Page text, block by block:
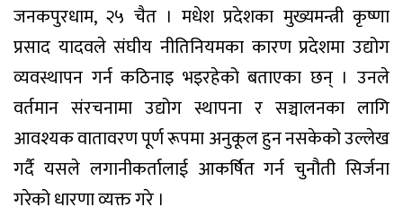
जनकपुरधाम, २५ चैत । मधेश प्रदेशका मुख्यमन्त्री कृष्णा
प्रसाद यादवले संघीय नीतिनियमका कारण प्रदेशमा उद्योग
व्यवस्थापन गर्न कठिनाइ भइरहेको बताएका छन् । उनले
वर्तमान संरचनामा उद्योग स्थापना र सञ्चालनका लागि
आवश्यक वातावरण पूर्ण रूपमा अनुकूल हुन नसकेको उल्लेख
गर्दै यसले लगानीकर्तालाई आकर्षित गर्न चुनौती सिर्जना
गरेको धारणा व्यक्त गरे ।